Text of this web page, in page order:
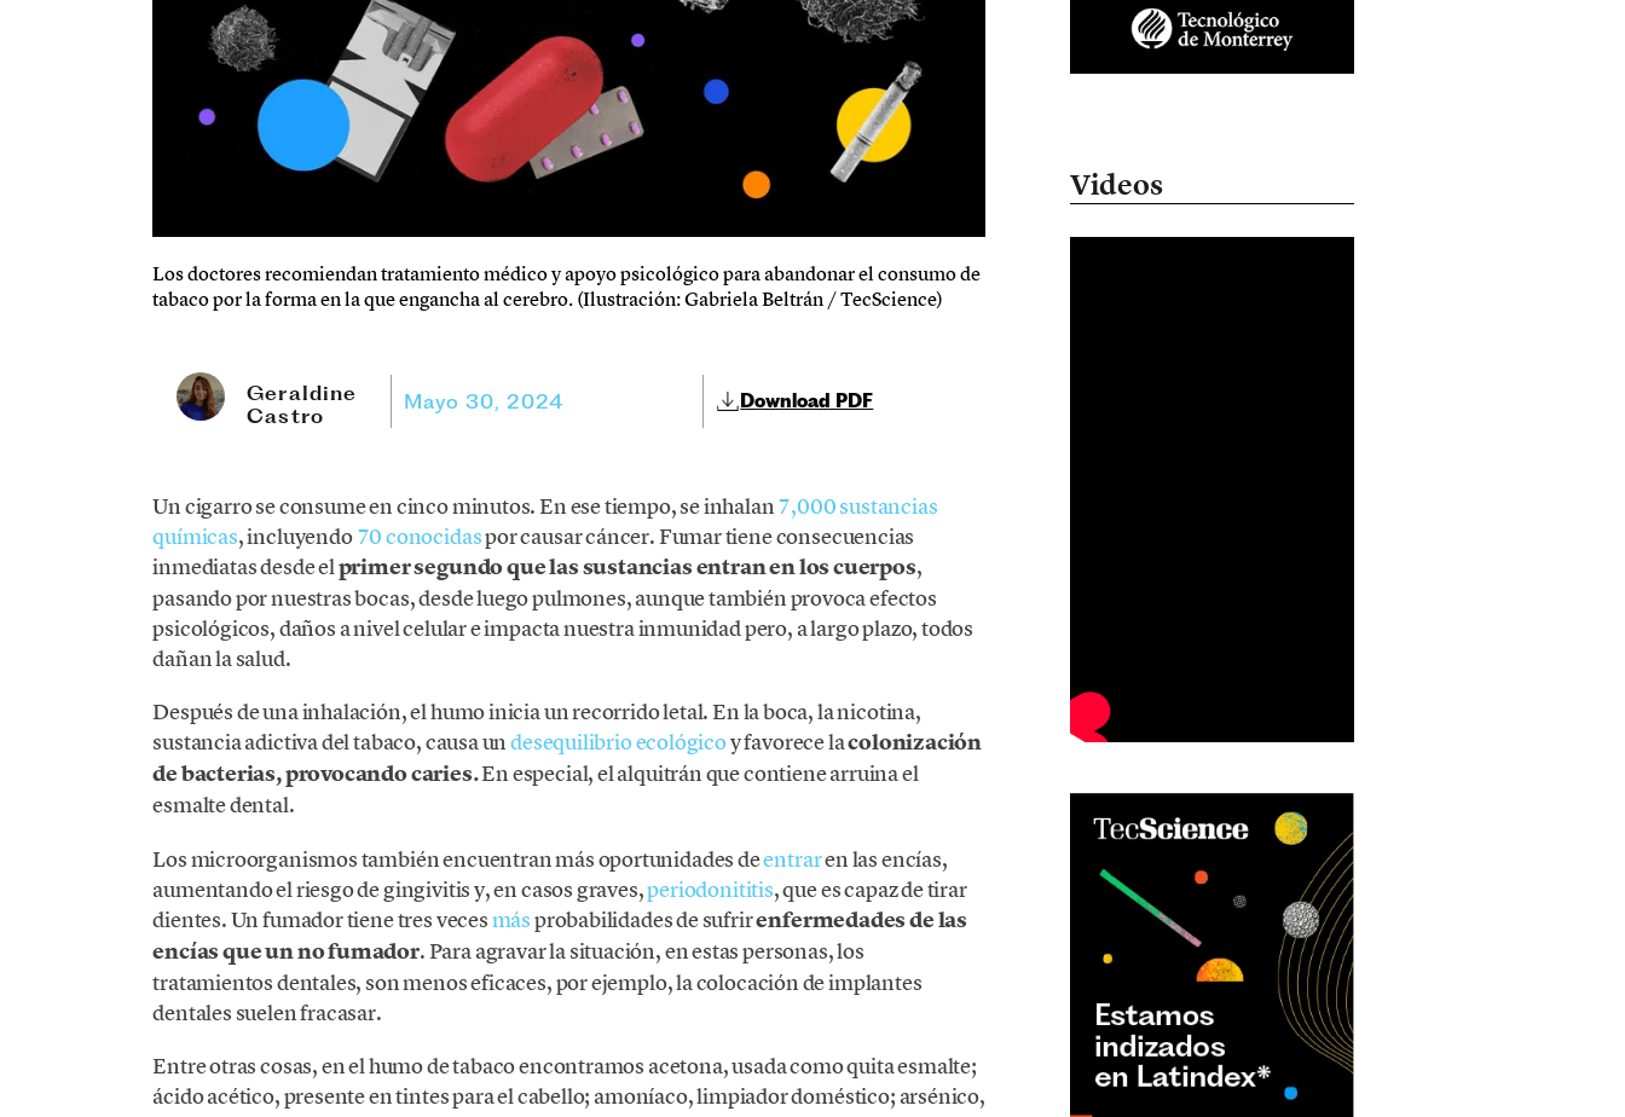
Los doctores recomiendan tratamiento médico y apoyo psicológico para abandonar el consumo de
tabaco por la forma en la que engancha al cerebro. (Ilustración: Gabriela Beltrán / TecScience)
Geraldine
Castro
Mayo 30, 2024 Download PDF
Un cigarro se consume en cinco minutos. En ese tiempo, se inhalan7,000 sustancias
químicas, incluyendo70 conocidaspor causar cáncer. Fumar tiene consecuencias
inmediatas desde elprimer segundo que las sustancias entran en los cuerpos,
pasando por nuestras bocas, desde luego pulmones, aunque también provoca efectos
psicológicos, daños a nivel celular e impacta nuestra inmunidad pero, a largo plazo, todos
dañan la salud.
Después de una inhalación, el humo inicia un recorrido letal. En la boca, la nicotina,
sustancia adictiva del tabaco, causa undesequilibrio ecológicoy favorece lacolonización
de bacterias, provocando caries.En especial, el alquitrán que contiene arruina el
esmalte dental.
Los microorganismos también encuentran más oportunidades deentraren las encías,
aumentando el riesgo de gingivitis y, en casos graves,periodonititis, que es capaz de tirar
dientes. Un fumador tiene tres vecesmásprobabilidades de sufrirenfermedades de las
encías que un no fumador. Para agravar la situación, en estas personas, los
tratamientos dentales, son menos eficaces, por ejemplo, la colocación de implantes
dentales suelen fracasar.
Entre otras cosas, en el humo de tabaco encontramos acetona, usada como quita esmalte;
ácido acético, presente en tintes para el cabello; amoníaco, limpiador doméstico; arsénico,
Videos